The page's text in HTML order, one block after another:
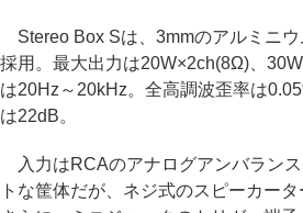
Stereo Box Sは、3mmのアルミニ
採用。最大出力は20W×2ch(8Ω)、
は20Hz～20kHz。全高調波歪率は
は22dB。
入力はRCAのアナログアンバラン
トな筐体だが、ネジ式のスピーカータ